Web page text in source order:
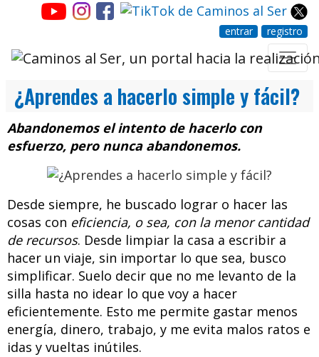
entrar registro
¿Aprendes a hacerlo simple y fácil?
Abandonemos el intento de hacerlo con
esfuerzo, pero nunca abandonemos.
Desde siempre, he buscado lograr o hacer las
cosas con eficiencia, o sea, con la menor cantidad
de recursos. Desde limpiar la casa a escribir a
hacer un viaje, sin importar lo que sea, busco
simplificar. Suelo decir que no me levanto de la
silla hasta no idear lo que voy a hacer
eficientemente. Esto me permite gastar menos
energía, dinero, trabajo, y me evita malos ratos e
idas y vueltas inútiles.